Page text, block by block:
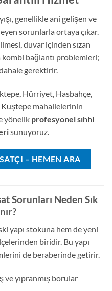
genellikle ani gelişen ve
sorunlarla ortaya çıkar.
duvar içinden sızan
kombi bağlantı problemleri;
gerektirir.
Hürriyet, Hasbahçe,
Kuştepe mahallelerinin
yönelik profesyonel sıhhi
sunuyoruz.
– HEMEN ARA
Sorunları Neden Sık
yapı stokuna hem de yeni
biridir. Bu yapı
de beraberinde getirir.
ve yıpranmış borular